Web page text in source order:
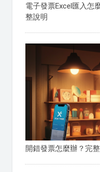
電子發票Excel匯入怎
整說明
開錯發票怎麼辦？完